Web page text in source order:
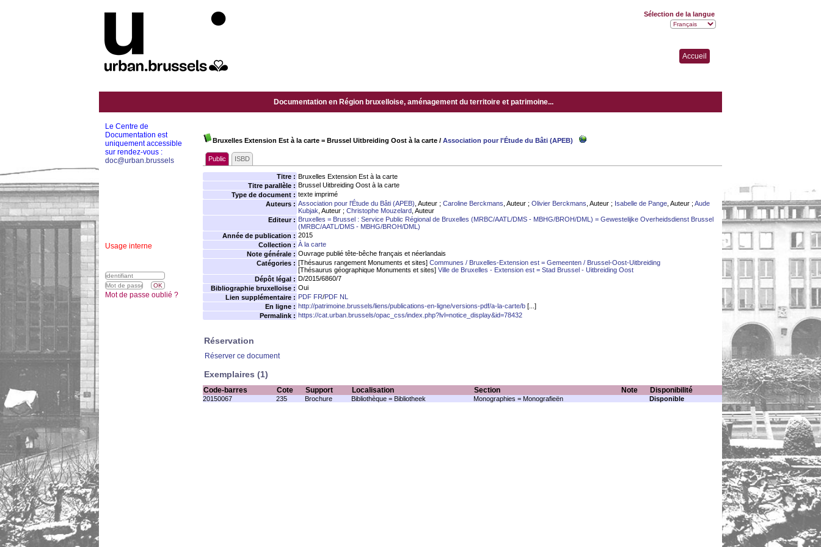
Accueil
Documentation en Région bruxelloise, aménagement du territoire et patrimoine...
Bruxelles Extension Est à la carte = Brussel Uitbreiding Oost à la carte / Association pour l'Étude du Bâti (APEB)
Public ISBD
Titre : Bruxelles Extension Est à la carte
Titre parallèle : Brussel Uitbreiding Oost à la carte
Type de document : texte imprimé
Auteurs : Association pour l'Étude du Bâti (APEB) , Auteur ; Caroline Berckmans , Auteur ; Olivier Berckmans , Auteur ; Isabelle de Pange , Auteur ; Aude
Kubjak , Auteur ; Christophe Mouzelard , Auteur
Editeur : Bruxelles = Brussel : Service Public Régional de Bruxelles (MRBC/AATL/DMS - MBHG/BROH/DML) = Gewestelijke Overheidsdienst Brussel
(MRBC/AATL/DMS - MBHG/BROH/DML)
Année de publication : 2015
Collection : À la carte
Note générale : Ouvrage publié tête-bêche français et néerlandais
Catégories : [Thésaurus rangement Monuments et sites] Communes / Bruxelles-Extension est = Gemeenten / Brussel-Oost-Uitbreiding
[Thésaurus géographique Monuments et sites] Ville de Bruxelles - Extension est = Stad Brussel - Uitbreiding Oost
Dépôt légal : D/2015/6860/7
Bibliographie bruxelloise : Oui
Lien supplémentaire : PDF FR/PDF NL
En ligne : http://patrimoine.brussels/liens/publications-en-ligne/versions-pdf/a-la-carte/b [...]
Permalink : https://cat.urban.brussels/opac_css/index.php?lvl=notice_display&id=78432
Réservation
Réserver ce document
Exemplaires (1)
Code-barres Cote Support Localisation Section Note Disponibilité
20150067 235 Brochure Bibliothèque = Bibliotheek Monographies = Monografieën Disponible
Le Centre de
Documentation est
uniquement accessible
sur rendez-vous :
doc@urban.brussels
Usage interne
Sélection de la langue
Mot de passe oublié ?